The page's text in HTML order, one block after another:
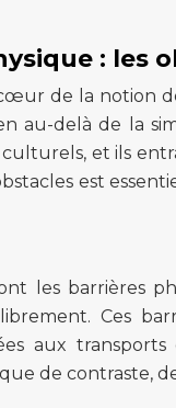
: les
de la notion
au-delà de la
et ils
est
les barrières
Ces
aux
de contraste,